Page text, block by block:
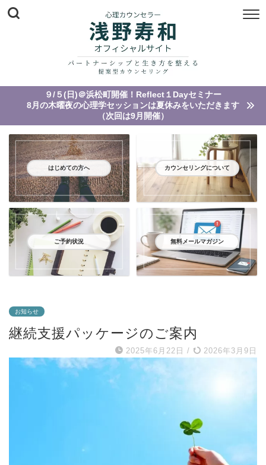
９/５(日)＠浜松町開催！Reflect１Dayセミナー
8月の木曜夜の心理学セッションは夏休みをいただきます
（次回は9月開催）
はじめての方へ カウンセリングについて
ご予約状況 無料メールマガジン
お知らせ
継続支援パッケージのご案内
2025年6月22日 / 2026年3月9日